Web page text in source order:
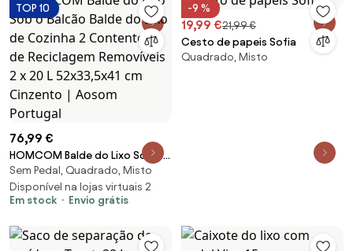
TOP 10
76,99 €
HOMCOM Balde do Lixo Sob o
Balcão Balde do Lixo de
Cozinha 2 Contentores de
Reciclagem Removíveis 2 x 20 L
Aosom Portugal
Sem Pedal, Quadrado, Misto
Disponível na lojas virtuais 2
Em stock
Envio grátis
-9 %
19,99 €21,99 €
Cesto de papeis Sofia
Quadrado, Misto